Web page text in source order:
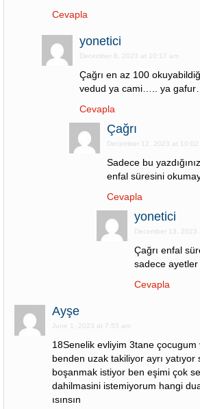
Cevapla
yonetici
December 8, 2023 at 10:17 am
Çağrı en az 100
vedud ya cami….. ya
Cevapla
Çağrı
December 12, 2023 at 10:02
Sadece bu
enfal süresini
Cevapla
yonetici
December 13, 2023
Çağrı enfal
sadece
Cevapla
Ayşe
June 1, 2023 at 7:55 am
18Senelik evliyim 3tane
benden uzak takiliyor ayrı yatıyor
boşanmak istiyor ben eşimi çok
dahilmasini istemiyorum hangi
ısınsın